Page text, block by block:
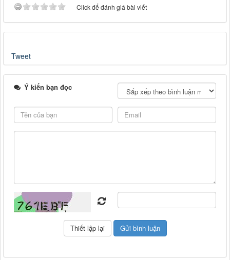
Click để đánh giá bài viết
Tweet
Ý kiến bạn đọc